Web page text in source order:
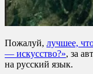
Пожалуй, лучшее,
— искусство?», за
на русский язык.